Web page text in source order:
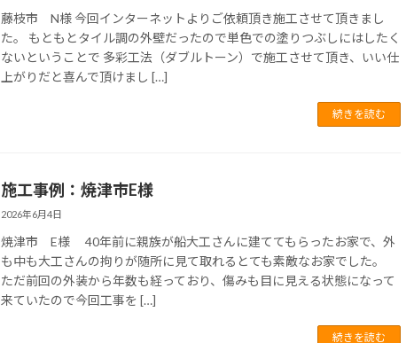
藤枝市 N様 今回インターネットよりご依頼頂き施工させて頂きまし
た。 もともとタイル調の外壁だったので単色での塗りつぶしにはしたく
ないということで 多彩工法（ダブルトーン）で施工させて頂き、いい仕
上がりだと喜んで頂けまし […]
続きを読む
施工事例：焼津市E様
2026年6月4日
焼津市 E様 40年前に親族が船大工さんに建ててもらったお家で、外
も中も大工さんの拘りが随所に見て取れるとても素敵なお家でした。
ただ前回の外装から年数も経っており、傷みも目に見える状態になって
来ていたので今回工事を […]
続きを読む